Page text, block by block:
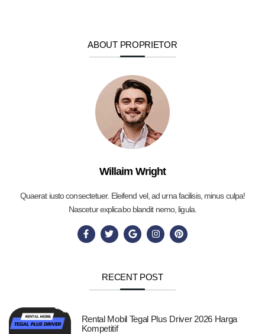
ABOUT PROPRIETOR
Willaim Wright
Quaerat iusto consectetuer. Eleifend vel, ad urna facilisis, minus culpa!
Nascetur explicabo blandit nemo, ligula.
RECENT POST
Rental Mobil Tegal Plus Driver 2026 Harga
Kompetitif